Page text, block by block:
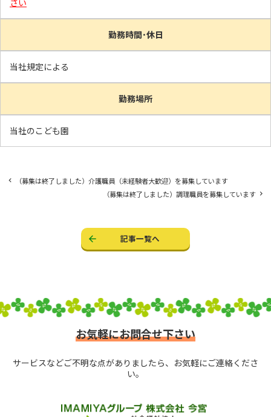
さい
勤務時間･休日
当社規定による
勤務場所
当社のこども園
（募集は終了しました）介護職員（未経験者大歓迎）を募集しています
（募集は終了しました）調理職員を募集しています
記事一覧へ
お気軽にお問合せ下さい
サービスなどご不明な点がありましたら、お気軽にご連絡くださ
い。